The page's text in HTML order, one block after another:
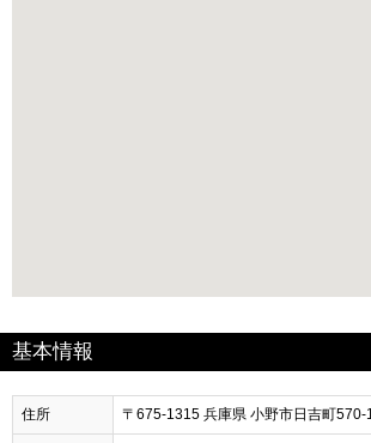
基本情報
住所 〒675-1315 兵庫県 小野市日吉町570-1